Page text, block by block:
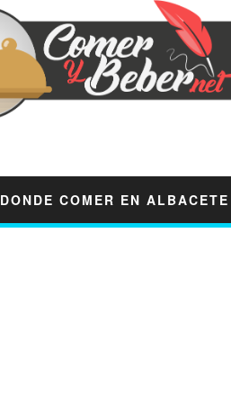
DONDE COMER EN ALBACETE